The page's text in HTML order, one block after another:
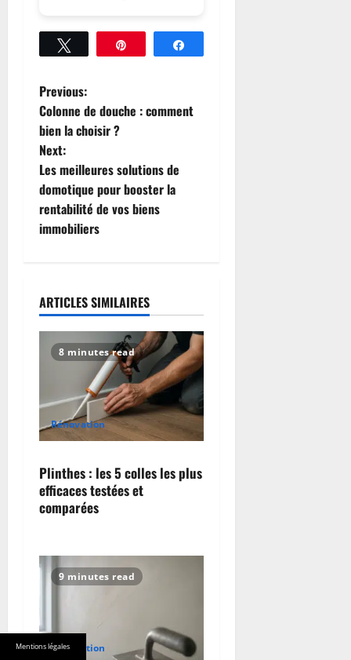
Mentions légales
Tweetez
P
o
s
t
n
v
i
a
t
i
o
n
Previous:
Colonne de douche : comment
bien la choisir ?
Next:
Les meilleures solutions de
domotique pour booster la
rentabilité de vos biens
immobiliers
ARTICLES SIMILAIRES
8 minutes read
Rénovation
Plinthes : les 5 colles les plus
efficaces testées et
comparées
9 minutes read
Rénovation